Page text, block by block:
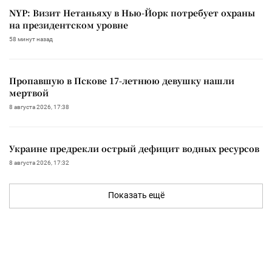
NYP: Визит Нетаньяху в Нью-Йорк потребует охраны
на президентском уровне
58 минут назад
Пропавшую в Пскове 17-летнюю девушку нашли
мертвой
8 августа 2026, 17:38
Украине предрекли острый дефицит водных ресурсов
8 августа 2026, 17:32
Показать ещё